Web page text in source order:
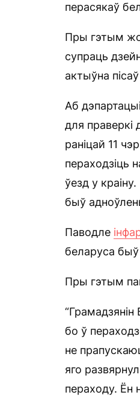
перасякаў
Пры гэтым
супраць
актыўна
Аб
для
раніцай 11
пераходзіць
ўезд у
быў
Паводле
беларуса
Пры гэтым
бо ў
не
яго
пераходу. Ён